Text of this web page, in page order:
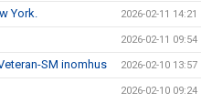
York. 2026-02-11 14:21
2026-02-11 09:54
SM inomhus 2026-02-10 13:57
2026-02-10 09:24